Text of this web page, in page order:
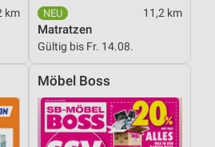
km 11,2 km
Matratzen
Gültig bis Fr. 14.08.
Möbel Boss